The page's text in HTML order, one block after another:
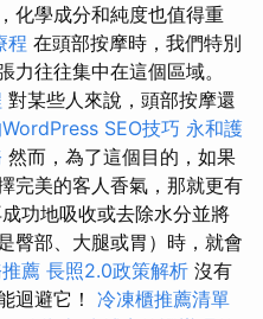
化學成分和純度也值得重
程 在頭部按摩時，我們特別
力往往集中在這個區域。
對某些人來說，頭部按摩還
SEO技巧 永和護
然而，為了這個目的，如果
完美的客人香氣，那就更有
功地吸收或去除水分並將
臀部、大腿或胃）時，就會
薦 長照2.0政策解析 沒有
迴避它！ 冷凍櫃推薦清單